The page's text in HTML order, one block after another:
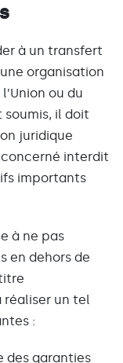
à un transfert
organisation
ou du
soumis, il doit
juridique
interdit
importants
à ne pas
en dehors de
un tel
:
des garanties